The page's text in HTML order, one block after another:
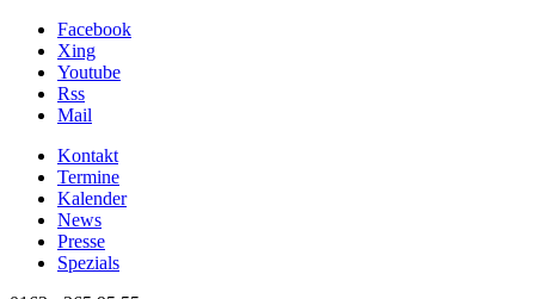
Facebook
Xing
Youtube
Rss
Mail
Kontakt
Termine
Kalender
News
Presse
Spezials